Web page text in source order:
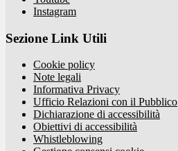
Instagram
Sezione Link Utili
Cookie policy
Note legali
Informativa Privacy
Ufficio Relazioni con il Pubblico
Dichiarazione di accessibilità
Obiettivi di accessibilità
Whistleblowing